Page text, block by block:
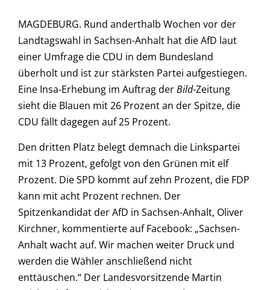
MAGDEBURG. Rund anderthalb Wochen vor der
Landtagswahl in Sachsen-Anhalt hat die AfD laut
einer Umfrage die CDU in dem Bundesland
überholt und ist zur stärksten Partei aufgestiegen.
Eine Insa-Erhebung im Auftrag derBild-Zeitung
sieht die Blauen mit 26 Prozent an der Spitze, die
CDU fällt dagegen auf 25 Prozent.
Den dritten Platz belegt demnach die Linkspartei
mit 13 Prozent, gefolgt von den Grünen mit elf
Prozent. Die SPD kommt auf zehn Prozent, die FDP
kann mit acht Prozent rechnen. Der
Spitzenkandidat der AfD in Sachsen-Anhalt, Oliver
Kirchner, kommentierte auf Facebook: „Sachsen-
Anhalt wacht auf. Wir machen weiter Druck und
werden die Wähler anschließend nicht
enttäuschen.“ Der Landesvorsitzende Martin